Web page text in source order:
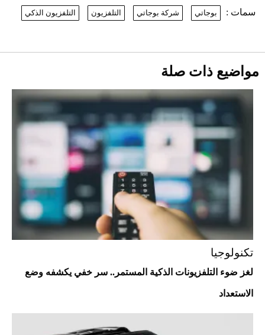
أغلى 10 عطور في العالم للرجال تمنحك فخامة
استثنائية
أقصر يوم في 2026 يقترب.. ماذا يحدث في
2026-07-25
قبل ليلة النزال.. اكتمال وزن أبطال "The
Comeback" في جدة (فيديو)
2026-07-25
سمات : بوجاتي شركة بوجاتي التلفزيون التلفزيون الذكي
مواضيع ذات صلة
تكنولوجيا
لغز ضوء التلفزيونات الذكية المستمر.. سر خفي يكشفه وضع
الاستعداد